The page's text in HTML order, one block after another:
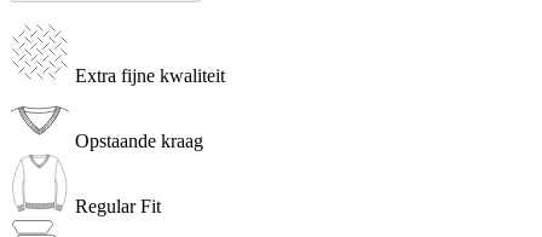
Extra fijne kwaliteit
Opstaande kraag
Regular Fit